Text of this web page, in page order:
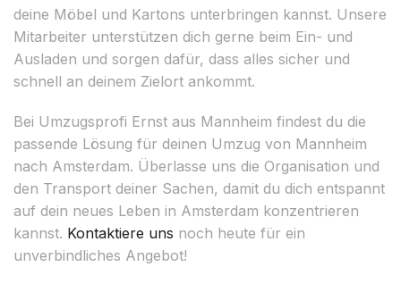
deine Möbel und Kartons unterbringen kannst. Unsere
Mitarbeiter unterstützen dich gerne beim Ein- und
Ausladen und sorgen dafür, dass alles sicher und
schnell an deinem Zielort ankommt.
Bei Umzugsprofi Ernst aus Mannheim findest du die
passende Lösung für deinen Umzug von Mannheim
nach Amsterdam. Überlasse uns die Organisation und
den Transport deiner Sachen, damit du dich entspannt
auf dein neues Leben in Amsterdam konzentrieren
kannst. Kontaktiere uns noch heute für ein
unverbindliches Angebot!